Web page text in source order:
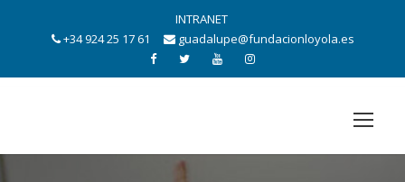
INTRANET
+34 924 25 17 61
guadalupe@fundacionloyola.es